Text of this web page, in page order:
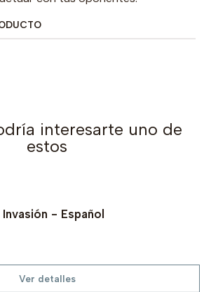
interesarte uno de
estos
- Español
Ver detalles